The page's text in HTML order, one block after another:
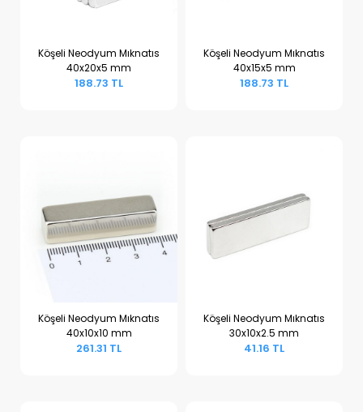
Sepete Ekle
Köşeli Neodyum Mıknatıs
40x20x5 mm
188.73 TL
Sepete Ekle
Köşeli Neodyum Mıknatıs
40x15x5 mm
188.73 TL
Sepete Ekle
Köşeli Neodyum Mıknatıs
40x10x10 mm
261.31 TL
Sepete Ekle
Köşeli Neodyum Mıknatıs
30x10x2.5 mm
41.16 TL